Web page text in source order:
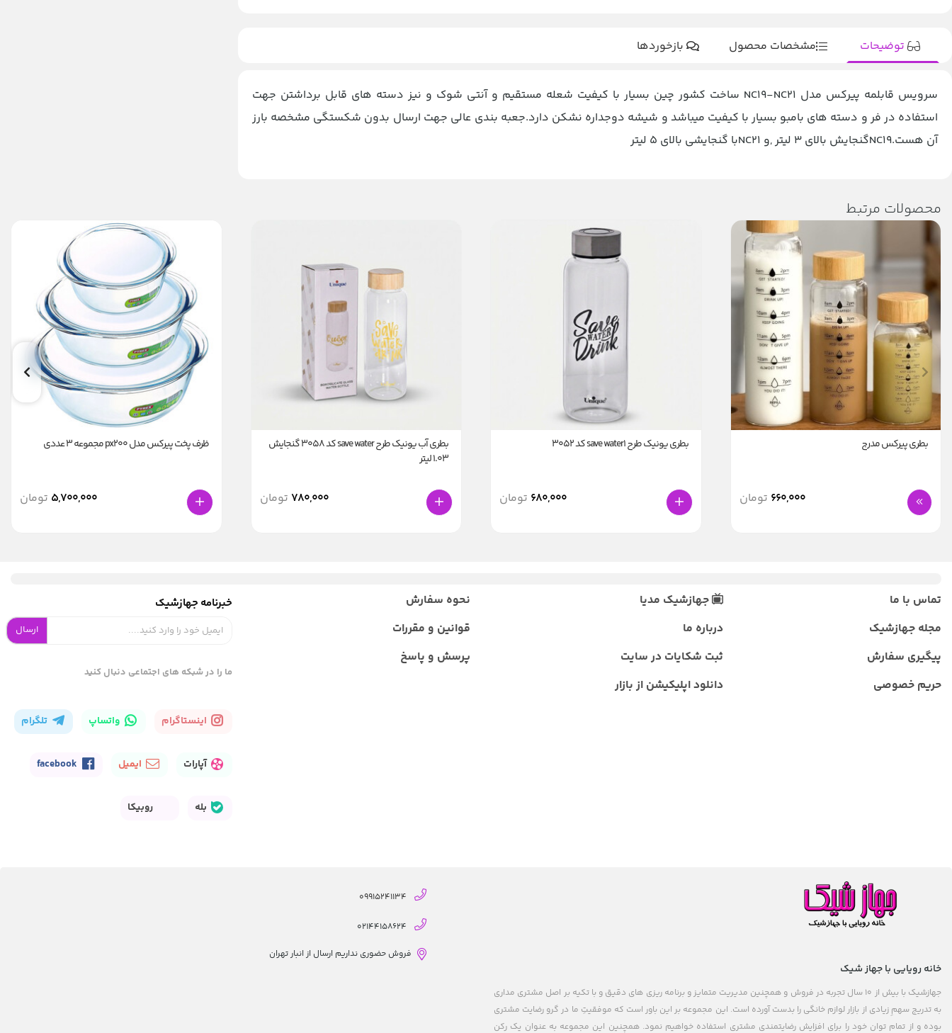
توضیحات مشخصات محصول بازخوردها
سرویس قابلمه پیرکس مدل NC19-NC21 ساخت کشور چین بسیار با کیفیت شعله مستقیم و آنتی شوک و نیز دسته های قابل برداشتن جهت
استفاده در فر و دسته های بامبو بسیار با کیفیت میباشد و شیشه دوجداره نشکن دارد.جعبه بندی عالی جهت ارسال بدون شکستگی مشخصه بارز
آن هست.NC19گنجایش بالای 3 لیتر ,و NC21با گنجایشی بالای 5 لیتر
محصولات مرتبط
بطری پیرکس مدرج
660,000 تومان
بطری یونیک طرح save water1 کد 3052
680,000 تومان
بطری آب یونیک طرح save water کد 3058 گنجایش
1.03 لیتر
780,000 تومان
ظرف پخت پیرکس مدل px200 مجموعه 3 عددی
5,700,000 تومان
تماس با ما جهازشیک مدیا
نحوه سفارش
مجله جهازشیک
درباره ما
قوانین و مقررات
پیگیری سفارش
ثبت شکایات در سایت
پرسش و پاسخ
حریم خصوصی
دانلود اپلیکیشن از بازار
خبرنامه جهازشیک
ارسال
ما را در شبکه های اجتماعی دنبال کنید
اینستاگرام واتساپ تلگرام
آپارات ایمیل
بله روبیکا
خانه رویایی با جهاز شیک
جهازشیک با بیش از 10 سال تجربه در فروش و همچنین مدیریت متمایز و برنامه ریزی های دقیق و با تکیه بر اصل مشتری مداری
به تدریج سهمِ زیادی از بازار لوازم خانگی را بدست آورده است. این مجموعه بر این باور است که موفقیتِ ما در گرو رضایت مشتری
بوده و از تمام توان خود را برای افزایش رضایتمندی مشتری استفاده خواهیم نمود. همچنین این مجموعه به عنوان یک رکن
09915241134
02144158624
فروش حضوری نداریم ارسال از انبار تهران